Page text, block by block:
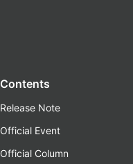
Contents
Release Note
Official Event
Official Column